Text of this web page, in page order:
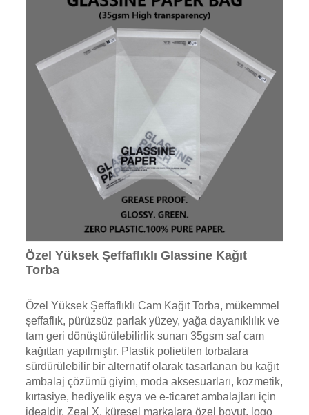
Özel Yüksek Şeffaflıklı Glassine Kağıt
Torba
Özel Yüksek Şeffaflıklı Cam Kağıt Torba, mükemmel
şeffaflık, pürüzsüz parlak yüzey, yağa dayanıklılık ve
tam geri dönüştürülebilirlik sunan 35gsm saf cam
kağıttan yapılmıştır. Plastik polietilen torbalara
sürdürülebilir bir alternatif olarak tasarlanan bu kağıt
ambalaj çözümü giyim, moda aksesuarları, kozmetik,
kırtasiye, hediyelik eşya ve e-ticaret ambalajları için
idealdir. Zeal X, küresel markalara özel boyut, logo